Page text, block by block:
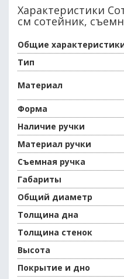
Характеристики
см сотейник,
Общие
Тип
Материал
Форма
Наличие ручки
Материал ручки
Съемная ручка
Габариты
Общий диаметр
Толщина дна
Толщина стенок
Высота
Покрытие и дно